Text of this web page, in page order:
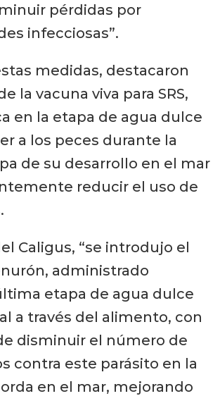
pérdidas por
infecciosas”.
medidas, destacaron
la vacuna viva para SRS,
en la etapa de agua dulce
a los peces durante la
de su desarrollo en el mar
reducir el uso de
Caligus, “se introdujo el
administrado
etapa de agua dulce
a través del alimento, con
disminuir el número de
contra este parásito en la
en el mar, mejorando